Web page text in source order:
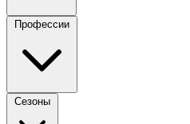
Профессии
Сезоны